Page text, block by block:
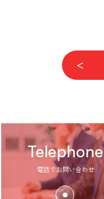
Telephone
電話でお問い合わせ